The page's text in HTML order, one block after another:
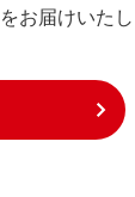
お届けいたし